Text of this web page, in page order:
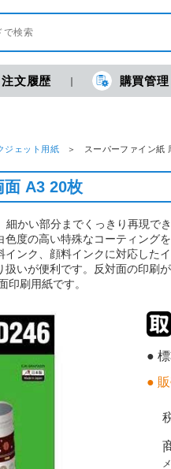
注文履歴 購買管理
ジェット用紙 スーパーファイン紙
パ
2,805 円 (税込)
写真仕上光沢プレミ
面 A3 20枚
かい部分までくっきり再現で
度の高い特殊なコーティング
ンク、顔料インクに対応した
いが便利です。反対面の印刷
刷用紙です。
●
●